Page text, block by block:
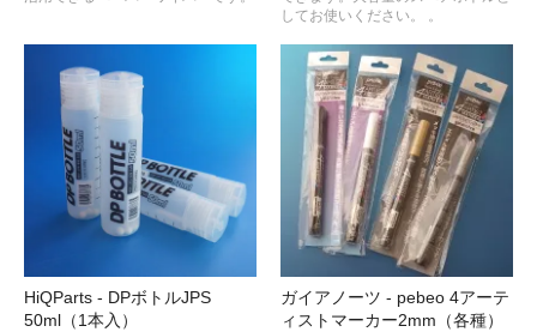
してお使いください。 。
HiQParts - DPボトルJPS
50ml（1本入）
ガイアノーツ - pebeo 4アーテ
ィストマーカー2mm（各種）